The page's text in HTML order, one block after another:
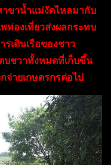
ขาน้ำแม่งัดไหลมากับ
ท่องเที่ยวส่งผลกระทบ
เดินเรือของชาว
บชวาทั้งหมดที่เก็บขึ้น
จ่ายเกษตรกรต่อไป